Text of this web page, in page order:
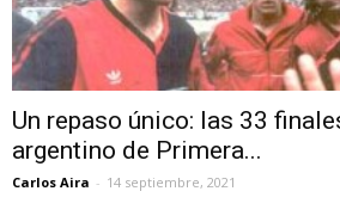
Un repaso único: las 33
argentino de Primera...
Carlos Aira - 14 septiembre, 2021